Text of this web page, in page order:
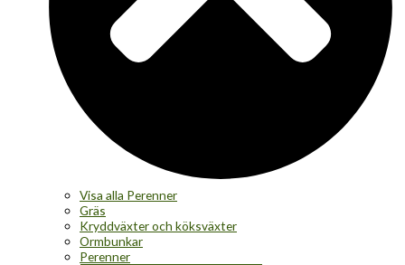
Visa alla Perenner
Gräs
Kryddväxter och köksväxter
Ormbunkar
Perenner